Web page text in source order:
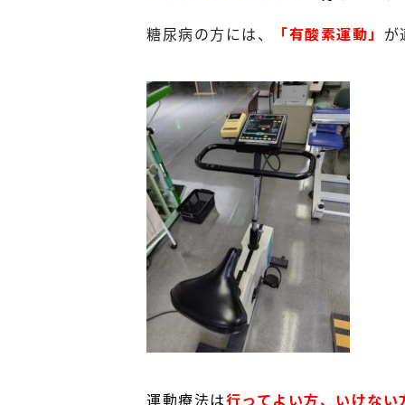
糖尿病の方には、
「有酸素運動」 が
運動療法は行ってよい方、いけない